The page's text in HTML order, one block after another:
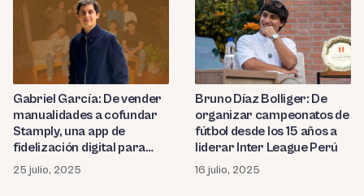
Gabriel García: De vender
manualidades a cofundar
Stamply, una app de
fidelización digital para
negocios
25 julio, 2025
Bruno Díaz Bolliger: De
organizar campeonatos de
fútbol desde los 15 años a
liderar Inter League Perú
16 julio, 2025